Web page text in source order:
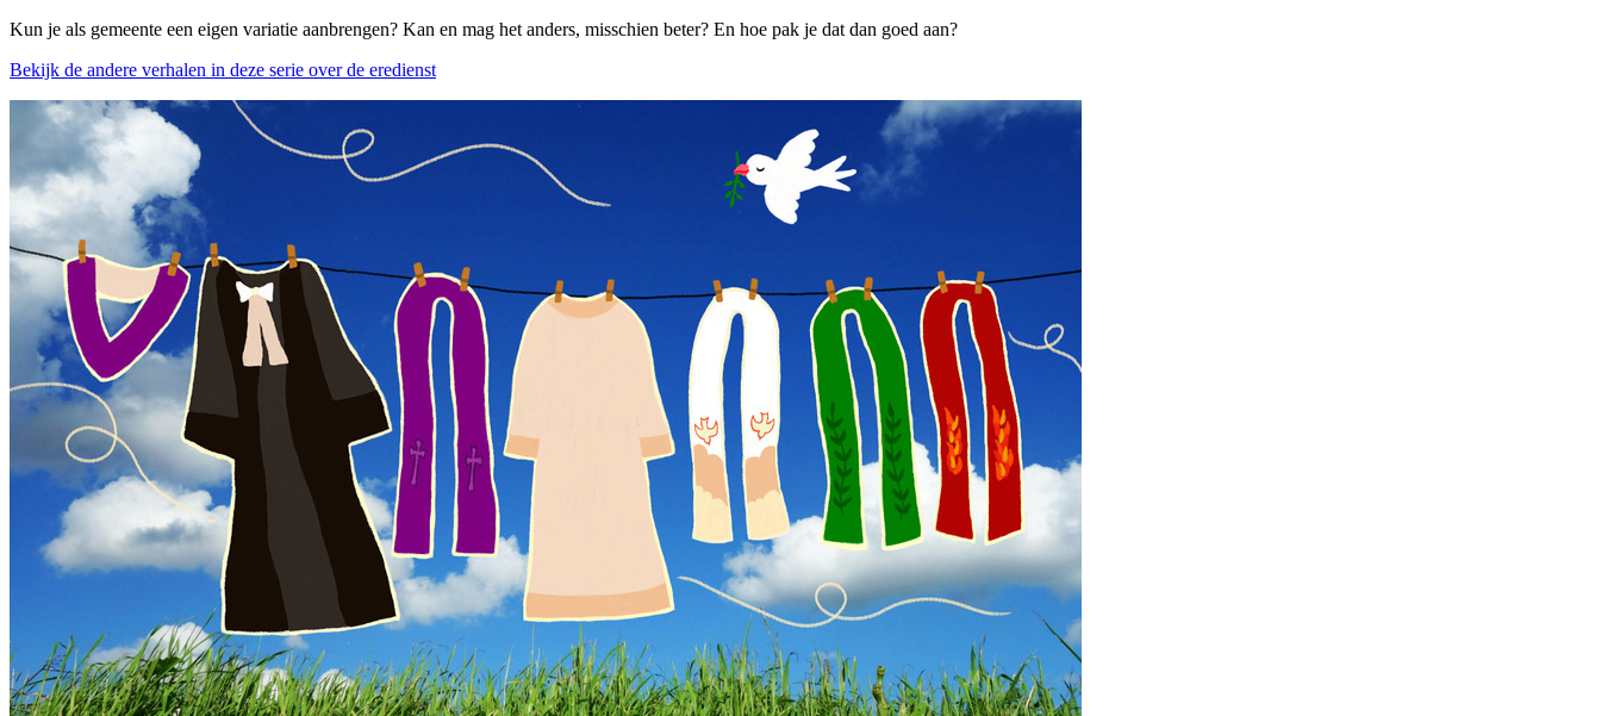
Kun je als gemeente een eigen variatie aanbrengen? Kan en mag het anders, misschien beter? En hoe pak je dat dan goed aan?
Bekijk de andere verhalen in deze serie over de eredienst